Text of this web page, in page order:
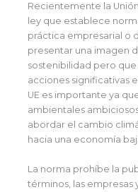
Recientemente la
ley que establece
práctica empresarial o
presentar una imagen
sostenibilidad pero
acciones significativas
UE es importante ya
ambientales
abordar el cambio
hacia una economía
La norma prohíbe la
términos, las